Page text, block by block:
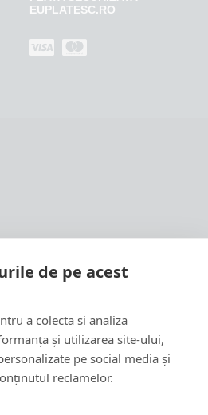
EUPLATESC.RO
de pe acest
a colecta si analiza
și utilizarea site-ului,
pe social media și
reclamelor.